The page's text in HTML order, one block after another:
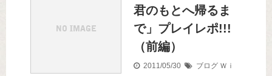
君のもとへ帰るま
で」プレイレポ!!!
（前編）
2011/05/30 ブログ Ｗｉ